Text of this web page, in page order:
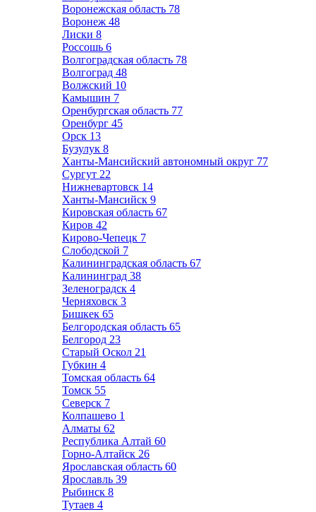
Воронежская область 78
Воронеж 48
Лиски 8
Россошь 6
Волгоградская область 78
Волгоград 48
Волжский 10
Камышин 7
Оренбургская область 77
Оренбург 45
Орск 13
Бузулук 8
Ханты-Мансийский автономный округ 77
Сургут 22
Нижневартовск 14
Ханты-Мансийск 9
Кировская область 67
Киров 42
Кирово-Чепецк 7
Слободской 7
Калининградская область 67
Калининград 38
Зеленоградск 4
Черняховск 3
Бишкек 65
Белгородская область 65
Белгород 23
Старый Оскол 21
Губкин 4
Томская область 64
Томск 55
Северск 7
Колпашево 1
Алматы 62
Республика Алтай 60
Горно-Алтайск 26
Ярославская область 60
Ярославль 39
Рыбинск 8
Тутаев 4